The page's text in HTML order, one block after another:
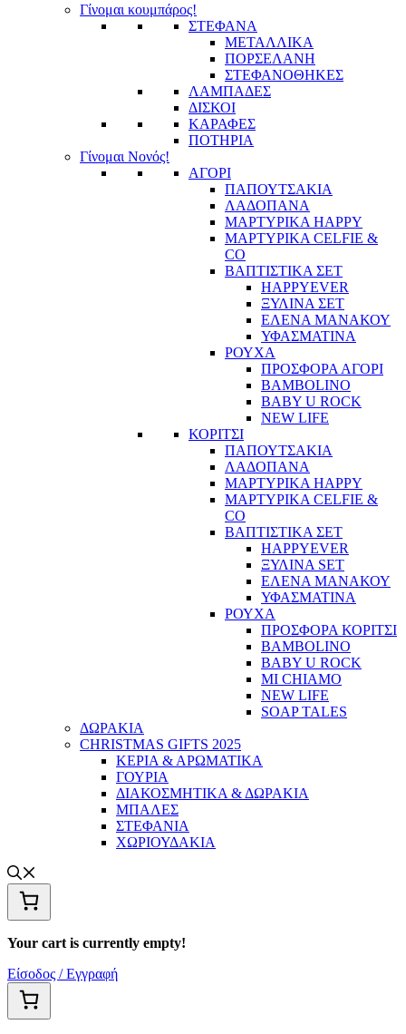
Γίνομαι κουμπάρος!
ΣΤΕΦΑΝΑ
ΜΕΤΑΛΛΙΚΑ
ΠΟΡΣΕΛΑΝΗ
ΣΤΕΦΑΝΟΘΗΚΕΣ
ΛΑΜΠΑΔΕΣ
ΔΙΣΚΟΙ
ΚΑΡΑΦΕΣ
ΠΟΤΗΡΙΑ
Γίνομαι Νονός!
ΑΓΟΡΙ
ΠΑΠΟΥΤΣΑΚΙΑ
ΛΑΔΟΠΑΝΑ
ΜΑΡΤΥΡΙΚΑ HAPPY
ΜΑΡΤΥΡΙΚΑ CELFIE &
CO
ΒΑΠΤΙΣΤΙΚΑ ΣΕΤ
HAPPYEVER
ΞΥΛΙΝΑ ΣΕΤ
ΕΛΕΝΑ ΜΑΝΑΚΟΥ
ΥΦΑΣΜΑΤΙΝΑ
ΡΟΥΧΑ
ΠΡΟΣΦΟΡΑ ΑΓΟΡΙ
BAMBOLINO
BABY U ROCK
NEW LIFE
ΚΟΡΙΤΣΙ
ΠΑΠΟΥΤΣΑΚΙΑ
ΛΑΔΟΠΑΝΑ
ΜΑΡΤΥΡΙΚΑ HAPPY
ΜΑΡΤΥΡΙΚΑ CELFIE &
CO
ΒΑΠΤΙΣΤΙΚΑ ΣΕΤ
HAPPYEVER
ΞΥΛΙΝΑ SET
ΕΛΕΝΑ ΜΑΝΑΚΟΥ
ΥΦΑΣΜΑΤΙΝΑ
ΡΟΥΧΑ
ΠΡΟΣΦΟΡΑ ΚΟΡΙΤΣΙ
BAMBOLINO
BABY U ROCK
MI CHIAMO
NEW LIFE
SOAP TALES
ΔΩΡΑΚΙΑ
CHRISTMAS GIFTS 2025
ΚΕΡΙΑ & ΑΡΩΜΑΤΙΚΑ
ΓΟΥΡΙΑ
ΔΙΑΚΟΣΜΗΤΙΚΑ & ΔΩΡΑΚΙΑ
ΜΠΑΛΕΣ
ΣΤΕΦΑΝΙΑ
ΧΩΡΙΟΥΔΑΚΙΑ
Your cart is currently empty!
Είσοδος / Εγγραφή